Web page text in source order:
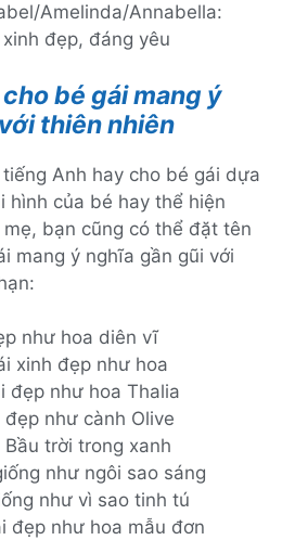
Amelinda/Annabella:
đẹp, đáng yêu
bé gái mang ý
thiên nhiên
Anh hay cho bé gái dựa
hình của bé hay thể hiện
bạn cũng có thể đặt tên
mang ý nghĩa gần gũi với
như hoa diên vĩ
xinh đẹp như hoa
đẹp như hoa Thalia
đẹp như cành Olive
trời trong xanh
như ngôi sao sáng
như vì sao tinh tú
đẹp như hoa mẫu đơn